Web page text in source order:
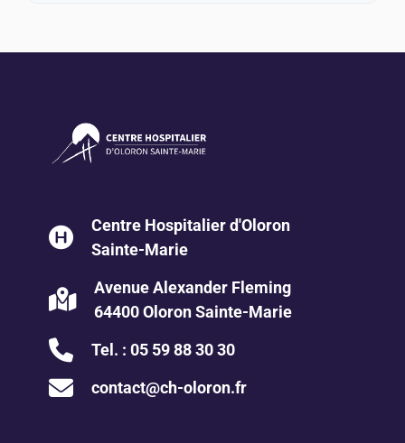
Centre Hospitalier d'Oloron
Sainte-Marie
Avenue Alexander Fleming
64400 Oloron Sainte-Marie
Tel. : 05 59 88 30 30
contact@ch-oloron.fr